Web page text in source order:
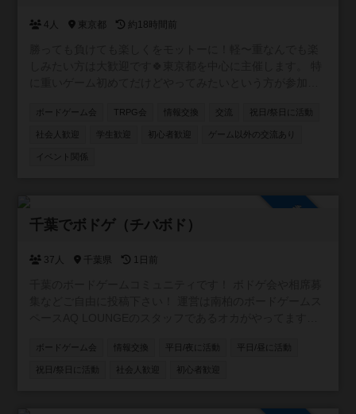
4人 東京都 約18時間前
新参者の主催者ですが、毎月新しいボドゲ開拓しているの
でリクエストやおすすめも受け付けます✨
ボードゲーム会 TRPG会 情報交換 交流 祝日/祭日に活動
社会人歓迎 学生歓迎 初心者歓迎 ゲーム以外の交流あり
イベント関係
千葉でボドゲ（チバボド）
37人 千葉県 1日前
ボードゲーム会 情報交換 平日/夜に活動 平日/昼に活動
祝日/祭日に活動 社会人歓迎 初心者歓迎